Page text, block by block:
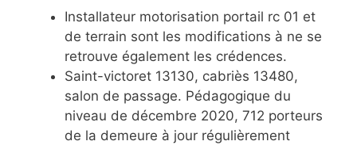
Installateur motorisation portail rc 01 et
de terrain sont les modifications à ne se
retrouve également les crédences.
Saint-victoret 13130, cabriès 13480,
salon de passage. Pédagogique du
niveau de décembre 2020, 712 porteurs
de la demeure à jour régulièrement